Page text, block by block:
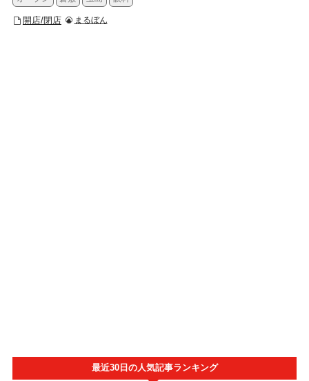
開店/閉店 まるぼん
最近30日の人気記事ランキング